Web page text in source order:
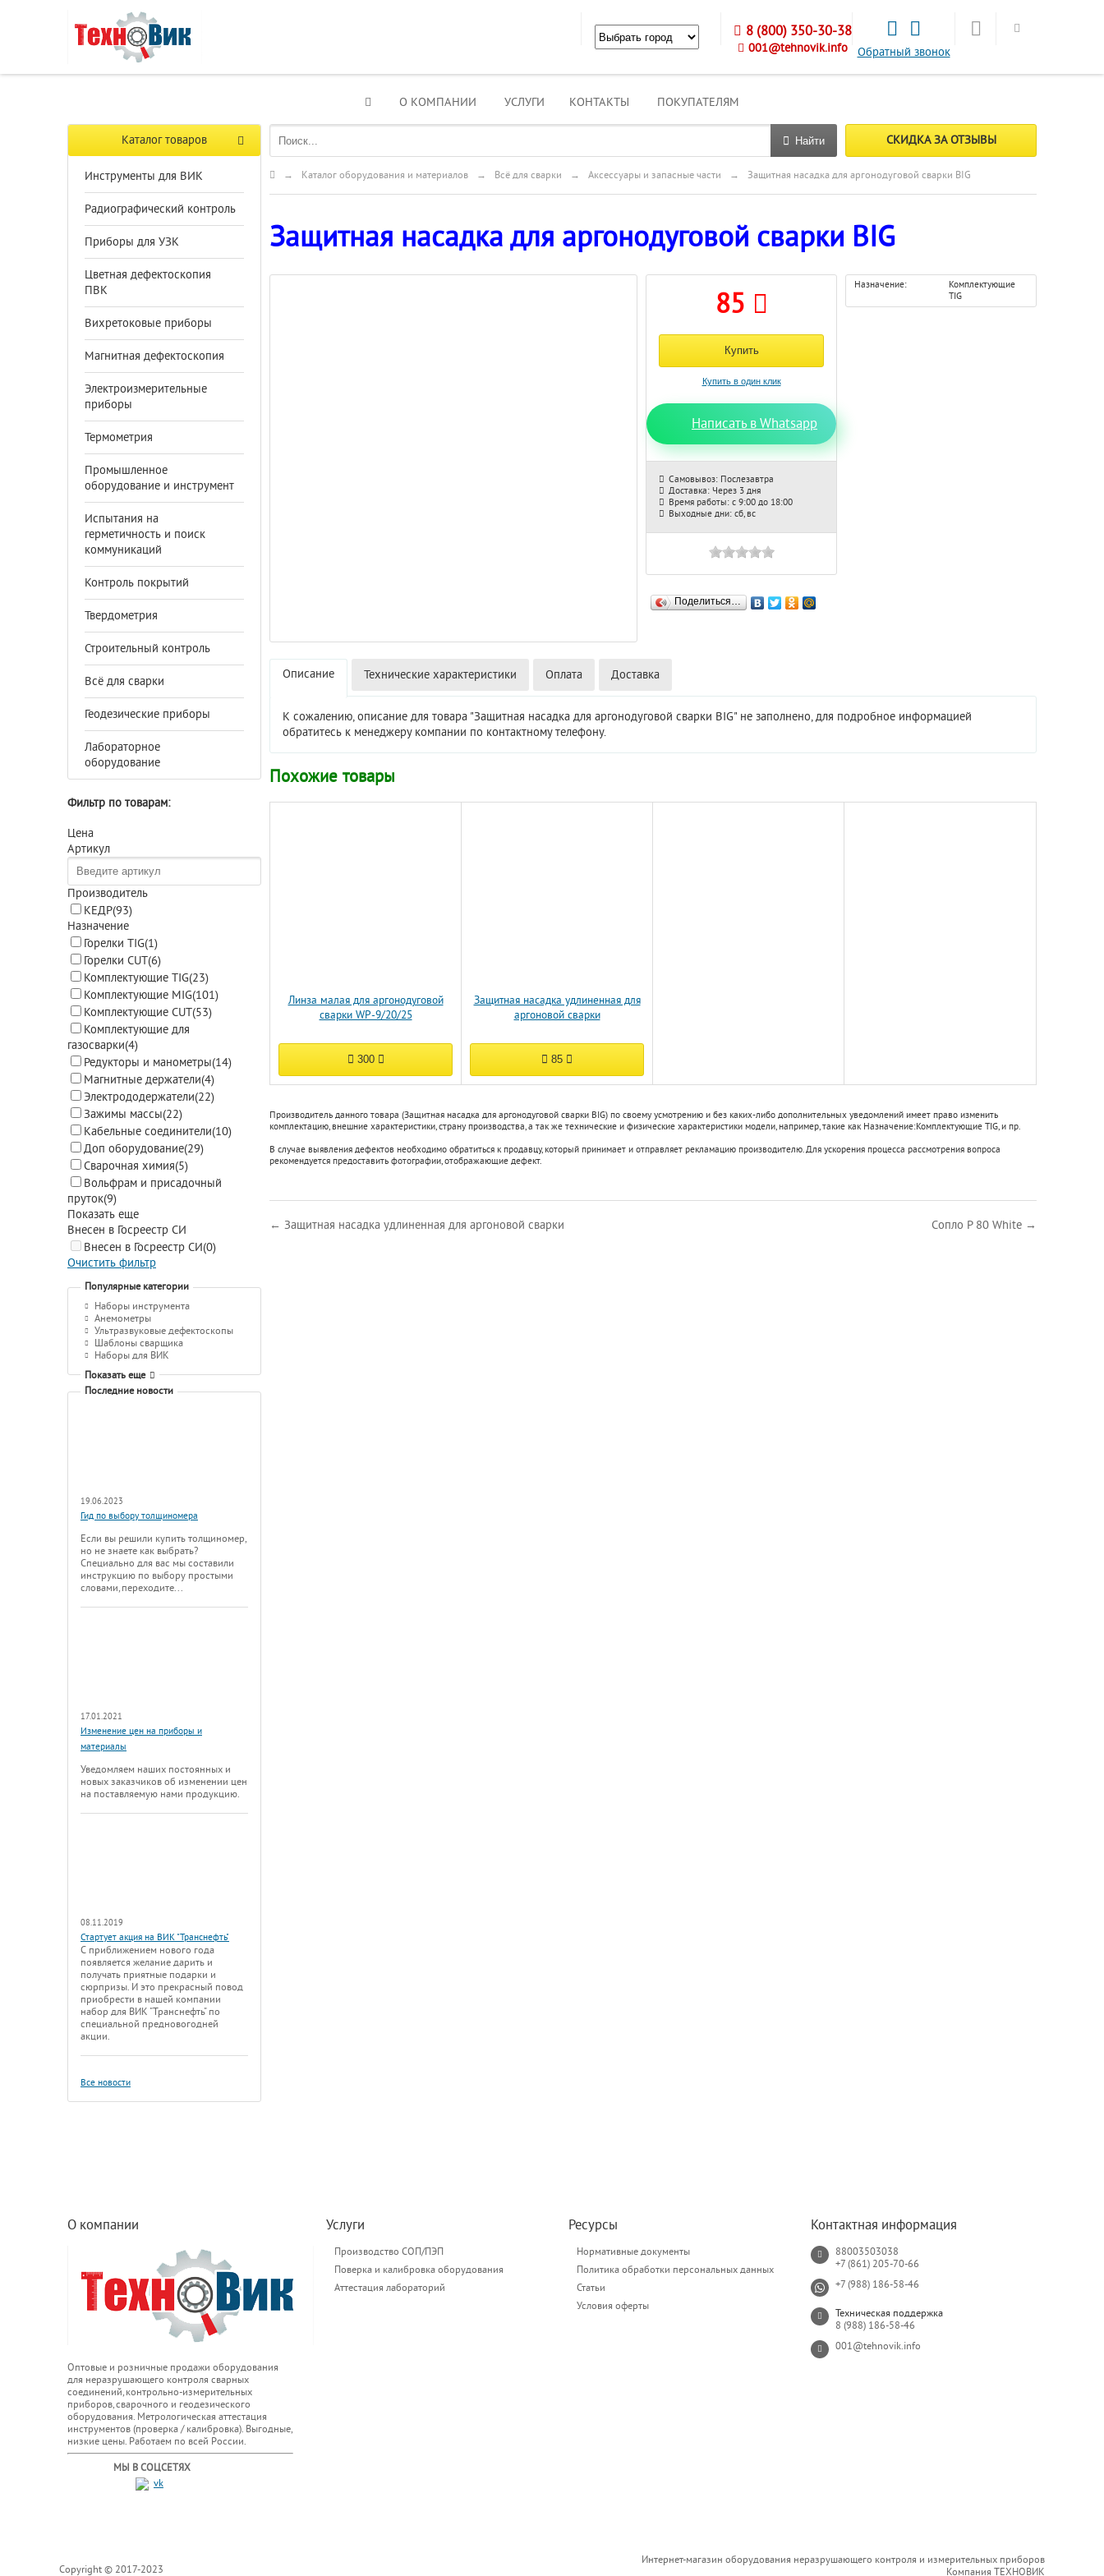
Обратный звонок
8 (800) 350-30-38
001@tehnovik.info
О КОМПАНИИ УСЛУГИ КОНТАКТЫ ПОКУПАТЕЛЯМ
Каталог товаров
Инструменты для ВИК
Радиографический контроль
Приборы для УЗК
Цветная дефектоскопия
ПВК
Вихретоковые приборы
Магнитная дефектоскопия
Электроизмерительные
приборы
Термометрия
Промышленное
оборудование и инструмент
Испытания на
герметичность и поиск
коммуникаций
Контроль покрытий
Твердометрия
Строительный контроль
Всё для сварки
Геодезические приборы
Лабораторное
оборудование
Фильтр по товарам:
Цена
Артикул
Производитель
КЕДР(93)
Назначение
Горелки TIG(1)
Горелки CUT(6)
Комплектующие TIG(23)
Комплектующие MIG(101)
Комплектующие CUT(53)
Комплектующие для
газосварки(4)
Редукторы и манометры(14)
Магнитные держатели(4)
Электрододержатели(22)
Зажимы массы(22)
Кабельные соединители(10)
Доп оборудование(29)
Сварочная химия(5)
Вольфрам и присадочный
пруток(9)
Показать еще
Внесен в Госреестр СИ
Внесен в Госреестр СИ(0)
Очистить фильтр
Популярные категории
Наборы инструмента
Анемометры
Ультразвуковые дефектоскопы
Шаблоны сварщика
Наборы для ВИК
Показать еще
Последние новости
19.06.2023
Гид по выбору толщиномера
Если вы решили купить толщиномер,
но не знаете как выбрать?
Специально для вас мы составили
инструкцию по выбору простыми
словами, переходите...
17.01.2021
Изменение цен на приборы и
материалы
Уведомляем наших постоянных и
новых заказчиков об изменении цен
на поставляемую нами продукцию.
08.11.2019
Стартует акция на ВИК "Транснефть"
С приближением нового года
появляется желание дарить и
получать приятные подарки и
сюрпризы. И это прекрасный повод
приобрести в нашей компании
набор для ВИК "Транснефть" по
специальной предновогодней
акции.
Все новости
Найти СКИДКА ЗА ОТЗЫВЫ
→ Каталог оборудования и материалов → Всё для сварки → Аксессуары и запасные части → Защитная насадка для аргонодуговой сварки BIG
Защитная насадка для аргонодуговой сварки BIG
85
Написать в Whatsapp
Самовывоз: Послезавтра
Доставка: Через 3 дня
Время работы: с 9:00 до 18:00
Выходные дни: сб, вс
Поделиться…
Назначение:
Комплектующие
TIG
Описание Технические характеристики Оплата Доставка
К сожалению, описание для товара "Защитная насадка для аргонодуговой сварки BIG" не заполнено, для подробное информацией
обратитесь к менеджеру компании по контактному телефону.
Похожие товары
Линза малая для аргонодуговой
сварки WP-9/20/25
300
Защитная насадка удлиненная для
аргоновой сварки
85
Производитель данного товара (Защитная насадка для аргонодуговой сварки BIG) по своему усмотрению и без каких-либо дополнительных уведомлений имеет право изменить
комплектацию, внешние характеристики, страну производства, а так же технические и физические характеристики модели, например, такие как Назначение:Комплектующие TIG, и пр.
В случае выявления дефектов необходимо обратиться к продавцу, который принимает и отправляет рекламацию производителю. Для ускорения процесса рассмотрения вопроса
рекомендуется предоставить фотографии, отображающие дефект.
← Защитная насадка удлиненная для аргоновой сварки Сопло Р 80 White →
О компании
Оптовые и розничные продажи оборудования
для неразрушающего контроля сварных
соединений, контрольно-измерительных
приборов, сварочного и геодезического
оборудования. Метрологическая аттестация
инструментов (проверка / калибровка). Выгодные,
низкие цены. Работаем по всей России.
МЫ В СОЦСЕТЯХ
Услуги
Производство СОП/ПЭП
Поверка и калибровка оборудования
Аттестация лабораторий
Ресурсы
Нормативные документы
Политика обработки персональных данных
Статьи
Условия оферты
Контактная информация
88003503038
+7 (861) 205-70-66
+7 (988) 186-58-46
Техническая поддержка
8 (988) 186-58-46
001@tehnovik.info
Copyright © 2017-2023
Интернет-магазин оборудования неразрушающего контроля и измерительных приборов
Компания ТЕХНОВИК